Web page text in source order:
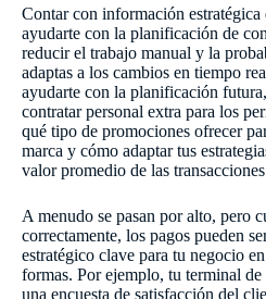
Contar con información estratégica
ayudarte con la planificación de
reducir el trabajo manual y la
adaptas a los cambios en tiempo
ayudarte con la planificación
contratar personal extra para los
qué tipo de promociones ofrecer
marca y cómo adaptar tus
valor promedio de las
A menudo se pasan por alto, pero
correctamente, los pagos pueden
estratégico clave para tu negocio
formas. Por ejemplo, tu terminal
una encuesta de satisfacción del